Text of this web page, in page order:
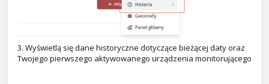
3. Wyświetlą się dane historyczne dotyczące bieżącej daty oraz
Twojego pierwszego aktywowanego urządzenia monitorującego